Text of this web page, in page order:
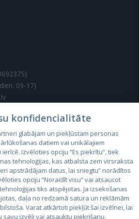
09-17)
konfidencialitāte
glabājam un piekļūstam personas
datiem vai unikālajiem
Izvēloties opciju “Es piekrītu”, tiek
tehnoloģijas, kas atbalsta zem virsraksta
apstrādājam datus, lai sniegtu” norādītos
opciju “Noraidīt visu” vai atsaucot
tiks atspējotas. Ja izsekošanas
daļa no redzamā satura un reklāmām
Varat atkārtoti piekļūt šai izvēlnei, lai
savu izvēli vai atsauktu piekrišanu,